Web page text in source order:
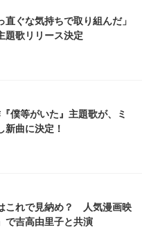
直ぐな気持ちで取り組んだ」
歌リリース決定
僕等がいた』主題歌が、ミ
新曲に決定！
これで見納め？ 人気漫画映
で吉高由里子と共演